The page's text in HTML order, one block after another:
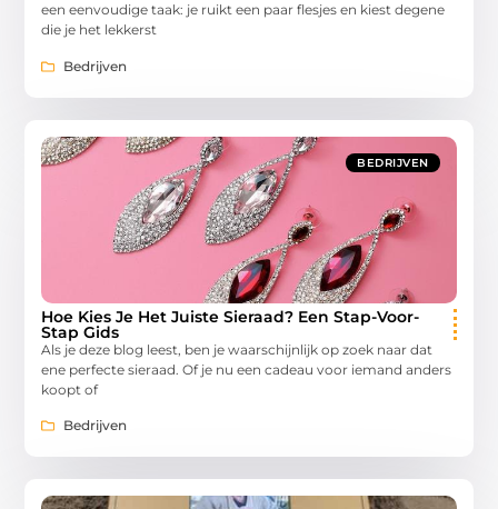
een eenvoudige taak: je ruikt een paar flesjes en kiest degene
die je het lekkerst
Bedrijven
BEDRIJVEN
Hoe Kies Je Het Juiste Sieraad? Een Stap-Voor-
Stap Gids
Als je deze blog leest, ben je waarschijnlijk op zoek naar dat
ene perfecte sieraad. Of je nu een cadeau voor iemand anders
koopt of
Bedrijven